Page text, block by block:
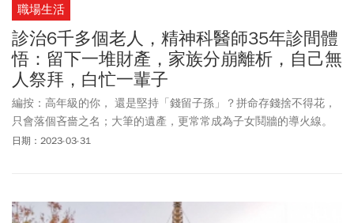
職場生活
診治6千多個老人，精神科醫師35年診間體
悟：留下一堆財產，家族分崩離析，自己無
人祭拜，白忙一輩子
編按：高年級的你， 還是堅持「錢留子孫」？拼命存錢捨不得花，
只會落個吝嗇之名；大筆的遺產，更常常成為子女鬩牆的導火線。
作者和田秀樹擔任老年精神科醫師35年，診治超過6000名老年人，
老去。坦然認老，不是認輸棄守，而是把注意力放在自己還能做的
日期：2023-03-31